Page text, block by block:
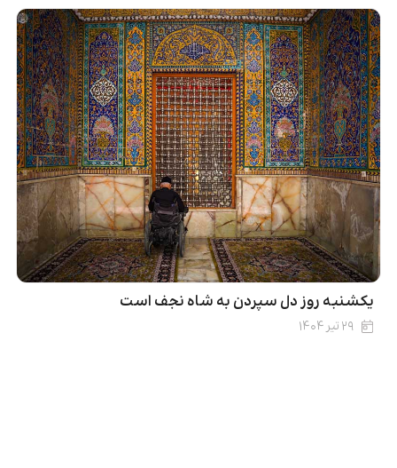
یکشنبه روز دل سپردن به شاه نجف است
۲۹ تیر ۱۴۰۴